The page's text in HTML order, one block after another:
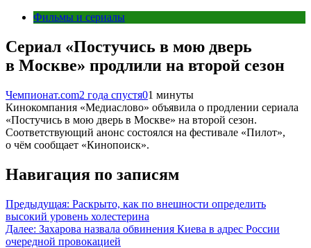
Фильмы и сериалы
Сериал «Постучись в мою дверь
в Москве» продлили на второй сезон
Чемпионат.com2 года спустя01 минуты
Кинокомпания «Медиаслово» объявила о продлении сериала
«Постучись в мою дверь в Москве» на второй сезон.
Соответствующий анонс состоялся на фестивале «Пилот»,
о чём сообщает «Кинопоиск».
Навигация по записям
Предыдущая: Раскрыто, как по внешности определить
высокий уровень холестерина
Далее: Захарова назвала обвинения Киева в адрес России
очередной провокацией